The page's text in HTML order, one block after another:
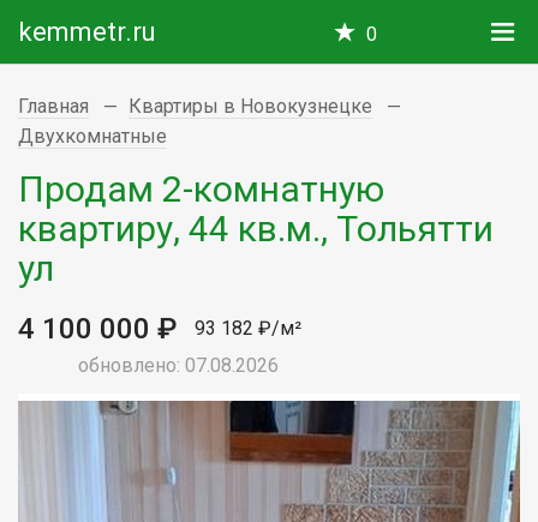
kemmetr.ru 0
Главная
Квартиры в Новокузнецке
Двухкомнатные
Продам 2-комнатную
квартиру, 44 кв.м., Тольятти
ул
4 100 000 ₽
93 182 ₽/м²
обновлено: 07.08.2026